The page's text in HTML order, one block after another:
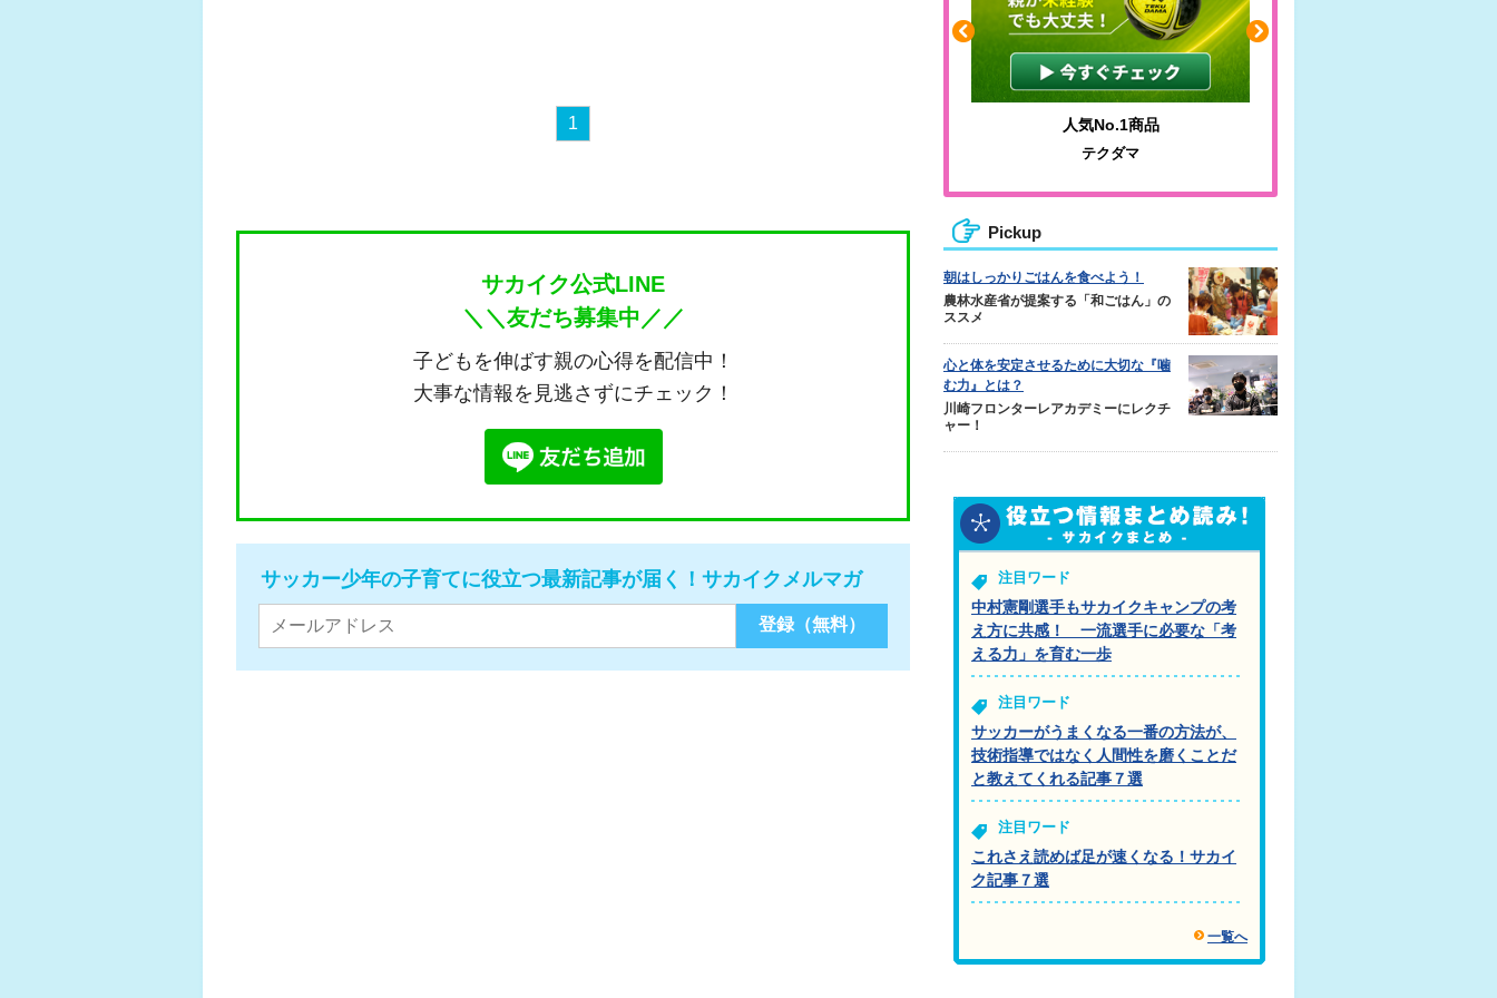
1
サカイク公式LINE
＼＼友だち募集中／／
子どもを伸ばす親の心得を配信中！
大事な情報を見逃さずにチェック！
サッカー少年の子育てに役立つ最新記事が届く！サカイクメルマガ
人気No.1商品
テクダマ
Pickup
朝はしっかりごはんを食べよう！
農林水産省が提案する「和ごはん」の
ススメ
心と体を安定させるために大切な『噛
む力』とは？
川崎フロンターレアカデミーにレクチ
ャー！
注目ワード
中村憲剛選手もサカイクキャンプの考
え方に共感！ 一流選手に必要な「考
える力」を育む一歩
注目ワード
サッカーがうまくなる一番の方法が、
技術指導ではなく人間性を磨くことだ
と教えてくれる記事７選
注目ワード
これさえ読めば足が速くなる！サカイ
ク記事７選
一覧へ